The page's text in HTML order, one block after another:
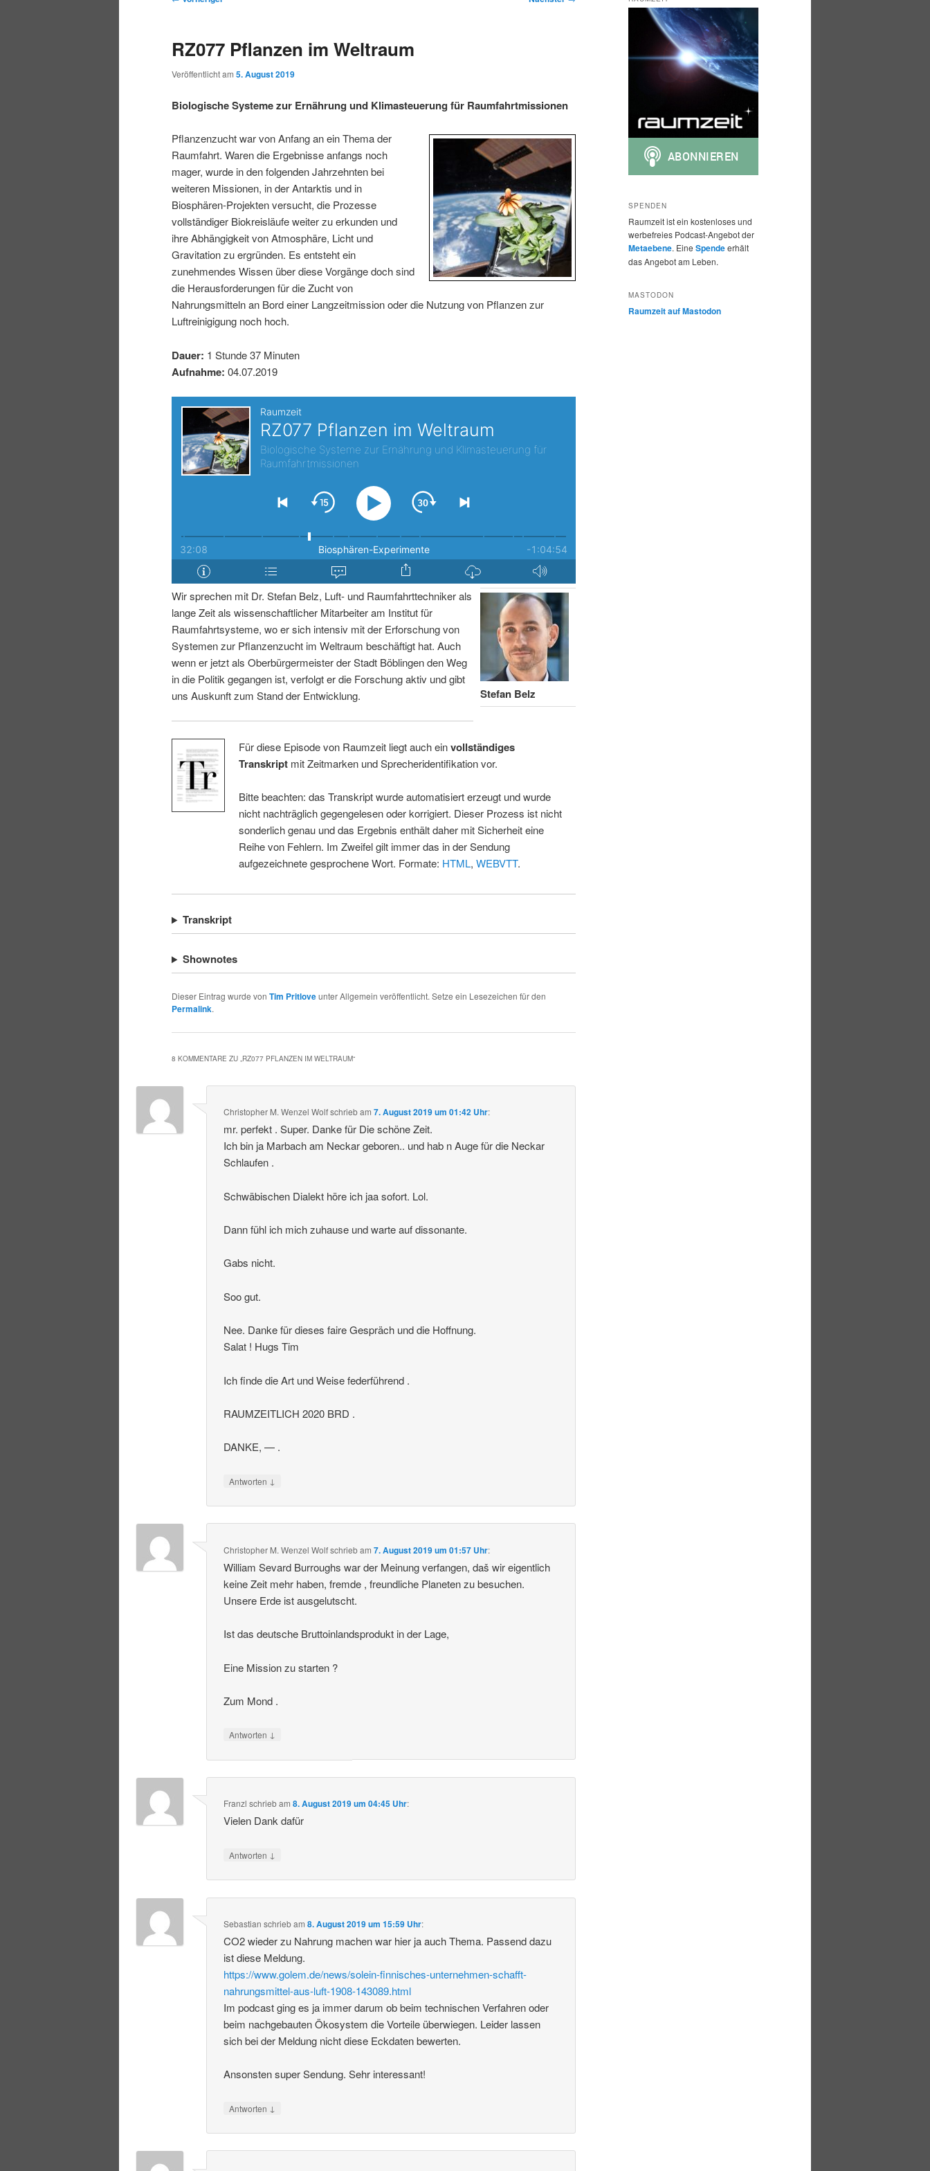
p
m
ä
r
e
n
I
n
h
a
l
s
r
i
n
g
e
n
s
u
n
d
ä
r
e
n
I
n
h
l
s
p
r
i
n
g
e
t
a
s
a
v
i
g
a
t
i
o
n
RZ077 Pflanzen im Weltraum
Veröffentlicht am 5. August 2019
Biologische Systeme zur Ernährung und Klimasteuerung für Raumfahrtmissionen
Pflanzenzucht war von Anfang an ein Thema der
Raumfahrt. Waren die Ergebnisse anfangs noch
mager, wurde in den folgenden Jahrzehnten bei
weiteren Missionen, in der Antarktis und in
Biosphären-Projekten versucht, die Prozesse
vollständiger Biokreisläufe weiter zu erkunden und
ihre Abhängigkeit von Atmosphäre, Licht und
Gravitation zu ergründen. Es entsteht ein
zunehmendes Wissen über diese Vorgänge doch sind
die Herausforderungen für die Zucht von
Nahrungsmitteln an Bord einer Langzeitmission oder die Nutzung von Pflanzen zur
Luftreinigigung noch hoch.
Dauer: 1 Stunde 37 Minuten
Aufnahme: 04.07.2019
Stefan Belz
Wir sprechen mit Dr. Stefan Belz, Luft- und Raumfahrttechniker als
lange Zeit als wissenschaftlicher Mitarbeiter am Institut für
Raumfahrtsysteme, wo er sich intensiv mit der Erforschung von
Systemen zur Pflanzenzucht im Weltraum beschäftigt hat. Auch
wenn er jetzt als Oberbürgermeister der Stadt Böblingen den Weg
in die Politik gegangen ist, verfolgt er die Forschung aktiv und gibt
uns Auskunft zum Stand der Entwicklung.
Für diese Episode von Raumzeit liegt auch einvollständiges
Transkriptmit Zeitmarken und Sprecheridentifikation vor.
Bitte beachten: das Transkript wurde automatisiert erzeugt und wurde
nicht nachträglich gegengelesen oder korrigiert. Dieser Prozess ist nicht
sonderlich genau und das Ergebnis enthält daher mit Sicherheit eine
Reihe von Fehlern. Im Zweifel gilt immer das in der Sendung
aufgezeichnete gesprochene Wort. Formate: HTML, WEBVTT.
Transkript
Shownotes
Dieser Eintrag wurde von Tim Pritloveunter Allgemein veröffentlicht. Setze ein Lesezeichen für den
Permalink.
8 KOMMENTARE ZU „RZ077 PFLANZEN IM WELTRAUM“
Christopher M. Wenzel Wolfschriebam7. August 2019 um 01:42 Uhr:
mr. perfekt . Super. Danke für Die schöne Zeit.
Ich bin ja Marbach am Neckar geboren.. und hab n Auge für die Neckar
Schlaufen .
Schwäbischen Dialekt höre ich jaa sofort. Lol.
Dann fühl ich mich zuhause und warte auf dissonante.
Gabs nicht.
Soo gut.
Nee. Danke für dieses faire Gespräch und die Hoffnung.
Salat ! Hugs Tim
Ich finde die Art und Weise federführend .
RAUMZEITLICH 2020 BRD .
DANKE, — .
Antworten ↓
Christopher M. Wenzel Wolfschriebam7. August 2019 um 01:57 Uhr:
William Sevard Burroughs war der Meinung verfangen, daš wir eigentlich
keine Zeit mehr haben, fremde , freundliche Planeten zu besuchen.
Unsere Erde ist ausgelutscht.
Ist das deutsche Bruttoinlandsprodukt in der Lage,
Eine Mission zu starten ?
Zum Mond .
Antworten ↓
Franzl schriebam8. August 2019 um 04:45 Uhr:
Vielen Dank dafür
Antworten ↓
Sebastian schriebam8. August 2019 um 15:59 Uhr:
CO2 wieder zu Nahrung machen war hier ja auch Thema. Passend dazu
ist diese Meldung.
https://www.golem.de/news/solein-finnisches-unternehmen-schafft-
nahrungsmittel-aus-luft-1908-143089.html
Im podcast ging es ja immer darum ob beim technischen Verfahren oder
beim nachgebauten Ökosystem die Vorteile überwiegen. Leider lassen
sich bei der Meldung nicht diese Eckdaten bewerten.
Ansonsten super Sendung. Sehr interessant!
Antworten ↓
SPENDEN
Raumzeit ist ein kostenloses und
werbefreies Podcast-Angebot der
Metaebene. Eine Spendeerhält
das Angebot am Leben.
MASTODON
Raumzeit auf Mastodon